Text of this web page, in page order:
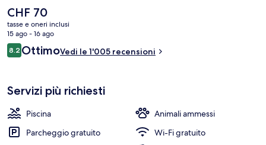
una palestra aperta giorno e notte, mentre le dotazioni in camera
includono frigoriferi e microonde. Le recensioni degli ospiti lodano il
personale gentile della struttura.
Il
prezzo
attuale
è
CHF 70
CHF 70
tasse e oneri inclusi
15 ago - 16 ago
Recensioni
8.28.2 su 10
OttimoVedi le 1'005 recensioni
Servizi più richiesti
Piscina
Animali ammessi
Parcheggio gratuito
Wi-Fi gratuito